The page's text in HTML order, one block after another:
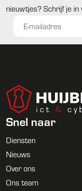
nieuwtjes? Schrijf je in
Snel naar
Diensten
Nieuws
Over ons
Ons team